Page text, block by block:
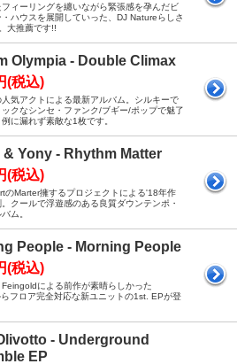
フィーリングを纏いながら緊張感を孕んだビ
・ハウスを展開していった、DJ Natureらしさ
大推薦です!!
Olympia - Double Climax
(税込)
人気アクトによる最新アルバム。シルキーで
ックなシンセ・ファンク/ブギー/ポップで魅了
に漏れず素敵な1枚です。
& Yony - Rhythm Matter
(税込)
のMarter擁するプロジェクトによる'18年作
クールで浮遊感のある良質ダウンテンポ・
ム。
People - Morning People
(税込)
による前作が素晴らしかった
フロア完全対応な新ユニットの1st. EPが登
- Underground
EP